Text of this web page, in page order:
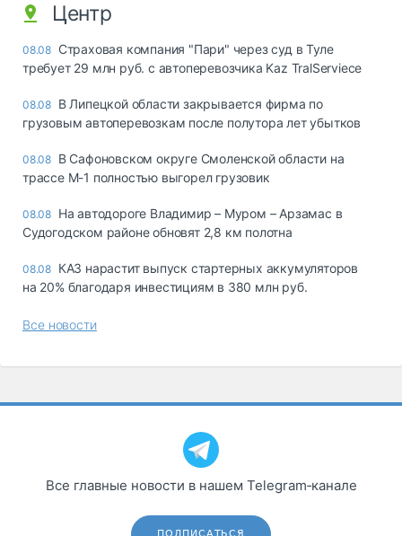
Центр
08.08 Страховая компания "Пари" через суд в Туле
требует 29 млн руб. с автоперевозчика Kaz TralServiece
08.08 В Липецкой области закрывается фирма по
грузовым автоперевозкам после полутора лет убытков
08.08 В Сафоновском округе Смоленской области на
трассе М-1 полностью выгорел грузовик
08.08 На автодороге Владимир – Муром – Арзамас в
Судогодском районе обновят 2,8 км полотна
08.08 КАЗ нарастит выпуск стартерных аккумуляторов
на 20% благодаря инвестициям в 380 млн руб.
Все новости
Все главные новости в нашем Telegram‑канале